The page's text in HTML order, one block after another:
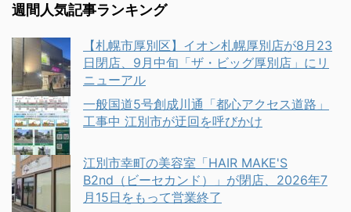
週間人気記事ランキング
【札幌市厚別区】イオン札幌厚別店が8月23
日閉店、9月中旬「ザ・ビッグ厚別店」にリ
ニューアル
一般国道5号創成川通「都心アクセス道路」
工事中 江別市が迂回を呼びかけ
江別市幸町の美容室「HAIR MAKE'S
B2nd（ビーセカンド）」が閉店、2026年7
月15日をもって営業終了